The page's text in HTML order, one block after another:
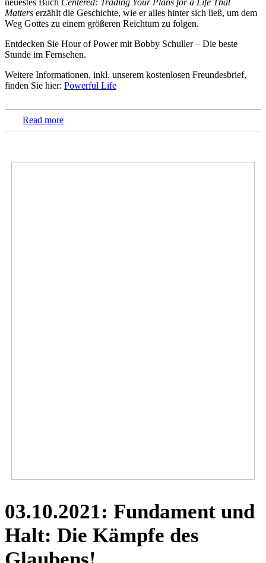
neuestes Buch Centered: Trading Your Plans for a Life That
Matters erzählt die Geschichte, wie er alles hinter sich ließ, um dem
Weg Gottes zu einem größeren Reichtum zu folgen.
Entdecken Sie Hour of Power mit Bobby Schuller – Die beste
Stunde im Fernsehen.
Weitere Informationen, inkl. unserem kostenlosen Freundesbrief,
finden Sie hier: Powerful Life
Read more
03.10.2021: Fundament und
Halt: Die Kämpfe des